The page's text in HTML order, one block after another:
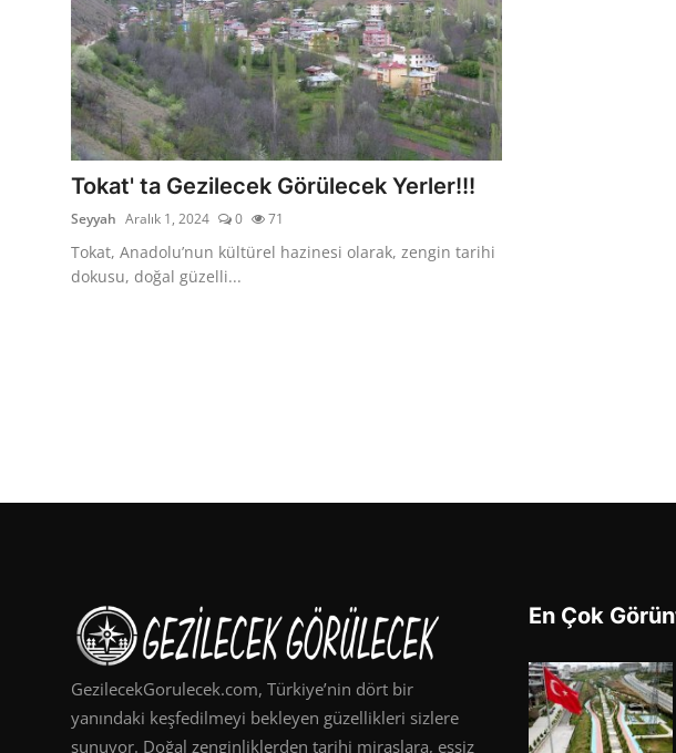
Tokat' ta Gezilecek Görülecek Yerler!!!
Seyyah Aralık 1, 2024 0 71
Tokat, Anadolu’nun kültürel hazinesi olarak, zengin tarihi
dokusu, doğal güzelli...
GezilecekGorulecek.com, Türkiye’nin dört bir
yanındaki keşfedilmeyi bekleyen güzellikleri sizlere
sunuyor. Doğal zenginliklerden tarihi miraslara, eşsiz
En Çok